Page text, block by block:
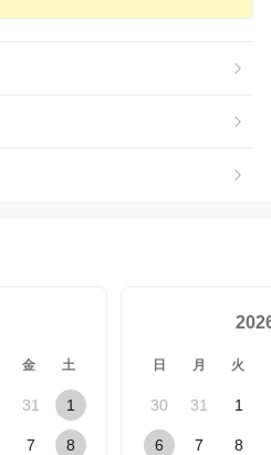
金 土
31 1
7 8
日 月 火
30 31 1
6 7 8